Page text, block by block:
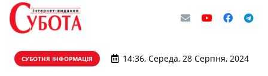
СУБОТНЯ ІНФОРМАЦІЯ 14:36, Середа, 28 Серпня, 2024